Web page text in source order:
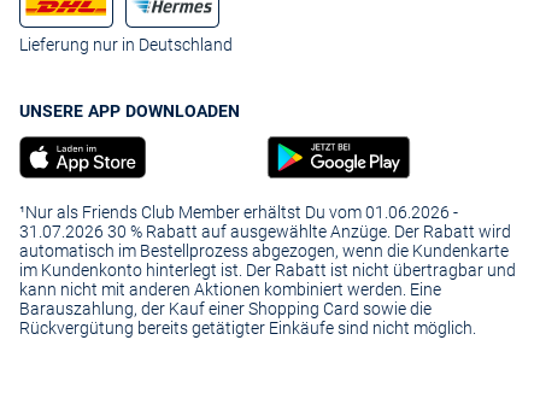
Lieferung nur in Deutschland
UNSERE APP DOWNLOADEN
¹Nur als Friends Club Member erhältst Du vom 01.06.2026 -
31.07.2026 30 % Rabatt auf ausgewählte Anzüge. Der Rabatt wird
automatisch im Bestellprozess abgezogen, wenn die Kundenkarte
im Kundenkonto hinterlegt ist. Der Rabatt ist nicht übertragbar und
kann nicht mit anderen Aktionen kombiniert werden. Eine
Barauszahlung, der Kauf einer Shopping Card sowie die
Rückvergütung bereits getätigter Einkäufe sind nicht möglich.